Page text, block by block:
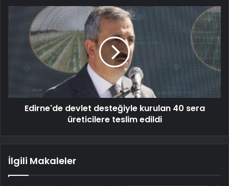
Edirne'de devlet desteğiyle kurulan 40 sera
üreticilere teslim edildi
İlgili Makaleler